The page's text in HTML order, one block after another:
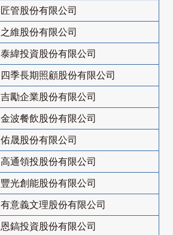
匠管股份有限公司
之維股份有限公司
泰緯投資股份有限公司
四季長期照顧股份有限公司
吉勵企業股份有限公司
金波餐飲股份有限公司
佑晟股份有限公司
高通領投股份有限公司
豐光創能股份有限公司
有意義文理股份有限公司
恩鎬投資股份有限公司